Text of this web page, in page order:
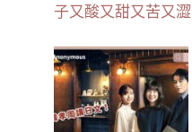
子又酸又甜又苦又澀